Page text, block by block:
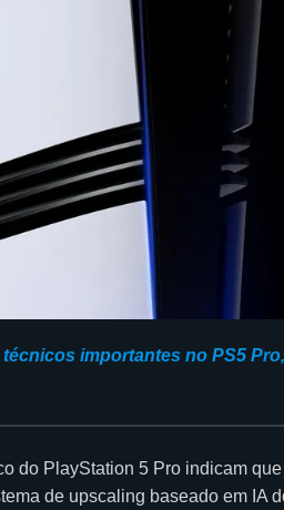
importantes no PS5
do PlayStation 5 Pro indicam
de upscaling baseado em IA